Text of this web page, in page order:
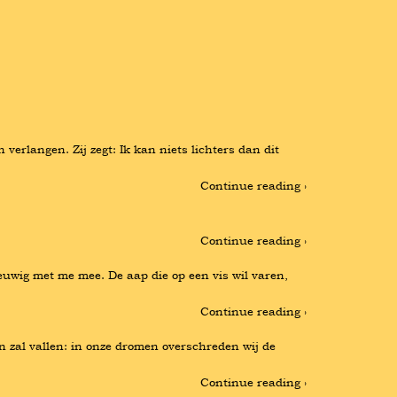
verlangen. Zij zegt: Ik kan niets lichters dan dit
Continue reading ›
Continue reading ›
met me mee. De aap die op een vis wil varen,
Continue reading ›
zal vallen: in onze dromen overschreden wij de
Continue reading ›